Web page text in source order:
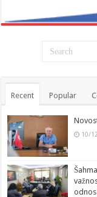
Recent Popular
10/